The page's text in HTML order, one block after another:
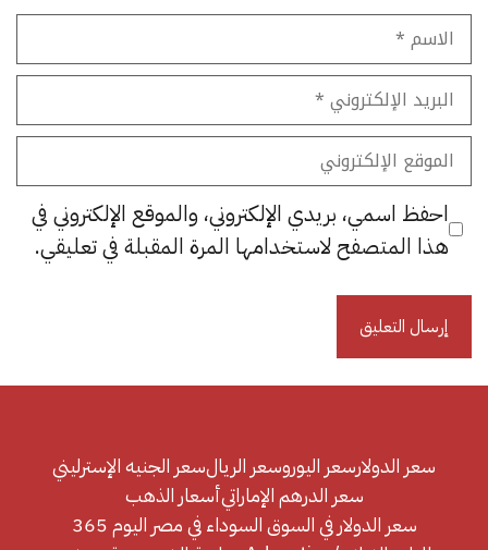
الاسم
البريد
الإلكتروني
الموقع
الإلكتروني
احفظ اسمي، بريدي الإلكتروني، والموقع الإلكتروني في
هذا المتصفح لاستخدامها المرة المقبلة في تعليقي.
سعر الدولارسعر اليوروسعر الريالسعر الجنيه الإسترليني
سعر الدرهم الإماراتيأسعار الذهب
سعر الدولار في السوق السوداء في مصر اليوم 365